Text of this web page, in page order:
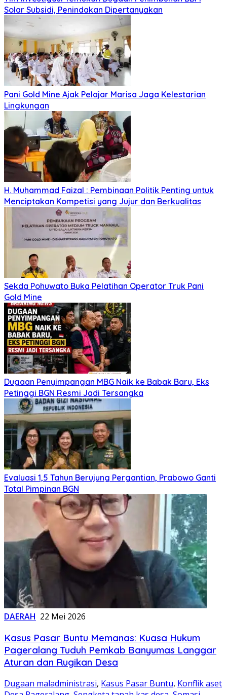
Solar Subsidi, Penindakan Dipertanyakan
Pani Gold Mine Ajak Pelajar Marisa Jaga Kelestarian
Lingkungan
H. Muhammad Faizal : Pembinaan Politik Penting untuk
Menciptakan Kompetisi yang Jujur dan Berkualitas
Sekda Pohuwato Buka Pelatihan Operator Truk Pani
Gold Mine
Dugaan Penyimpangan MBG Naik ke Babak Baru, Eks
Petinggi BGN Resmi Jadi Tersangka
Evaluasi 1,5 Tahun Berujung Pergantian, Prabowo Ganti
Total Pimpinan BGN
DAERAH 22 Mei 2026
Kasus Pasar Buntu Memanas: Kuasa Hukum
Pageralang Tuduh Pemkab Banyumas Langgar
Aturan dan Rugikan Desa
Dugaan maladministrasi, Kasus Pasar Buntu, Konflik aset